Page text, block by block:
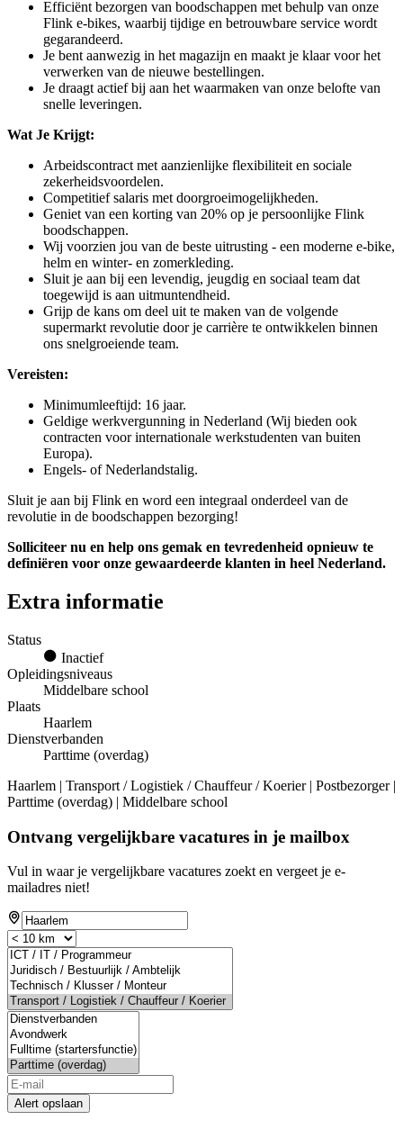
Efficiënt bezorgen van boodschappen met behulp van onze
Flink e-bikes, waarbij tijdige en betrouwbare service wordt
gegarandeerd.
Je bent aanwezig in het magazijn en maakt je klaar voor het
verwerken van de nieuwe bestellingen.
Je draagt actief bij aan het waarmaken van onze belofte van
snelle leveringen.
Wat Je Krijgt:
Arbeidscontract met aanzienlijke flexibiliteit en sociale
zekerheidsvoordelen.
Competitief salaris met doorgroeimogelijkheden.
Geniet van een korting van 20% op je persoonlijke Flink
boodschappen.
Wij voorzien jou van de beste uitrusting - een moderne e-bike,
helm en winter- en zomerkleding.
Sluit je aan bij een levendig, jeugdig en sociaal team dat
toegewijd is aan uitmuntendheid.
Grijp de kans om deel uit te maken van de volgende
supermarkt revolutie door je carrière te ontwikkelen binnen
ons snelgroeiende team.
Vereisten:
Minimumleeftijd: 16 jaar.
Geldige werkvergunning in Nederland (Wij bieden ook
contracten voor internationale werkstudenten van buiten
Europa).
Engels- of Nederlandstalig.
Sluit je aan bij Flink en word een integraal onderdeel van de
revolutie in de boodschappen bezorging!
Solliciteer nu en help ons gemak en tevredenheid opnieuw te
definiëren voor onze gewaardeerde klanten in heel Nederland.
Extra informatie
Status
Inactief
Opleidingsniveaus
Middelbare school
Plaats
Haarlem
Dienstverbanden
Parttime (overdag)
Haarlem | Transport / Logistiek / Chauffeur / Koerier | Postbezorger |
Parttime (overdag) | Middelbare school
Ontvang vergelijkbare vacatures in je mailbox
Vul in waar je vergelijkbare vacatures zoekt en vergeet je e-
mailadres niet!
Alert opslaan